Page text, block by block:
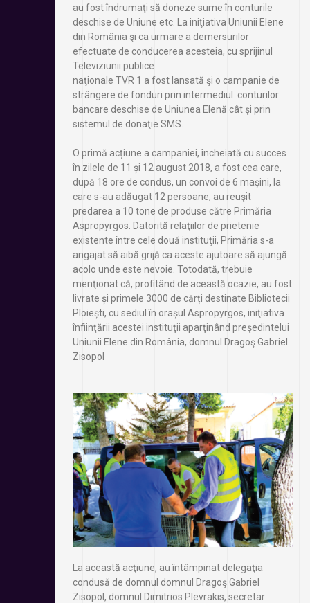
au fost îndrumaţi să doneze sume în conturile
deschise de Uniune etc. La iniţiativa Uniunii Elene
din România şi ca urmare a demersurilor
efectuate de conducerea acesteia, cu sprijinul
Televiziunii publice
naţionale TVR 1 a fost lansată şi o campanie de
strângere de fonduri prin intermediul conturilor
bancare deschise de Uniunea Elenă cât şi prin
sistemul de donaţie SMS.
O primă acțiune a campaniei, încheiată cu succes
în zilele de 11 și 12 august 2018, a fost cea care,
după 18 ore de condus, un convoi de 6 mașini, la
care s-au adăugat 12 persoane, au reuşit
predarea a 10 tone de produse către Primăria
Aspropyrgos. Datorită relaţiilor de prietenie
existente între cele două instituţii, Primăria s-a
angajat să aibă grijă ca aceste ajutoare să ajungă
acolo unde este nevoie. Totodată, trebuie
menţionat că, profitând de această ocazie, au fost
livrate și primele 3000 de cărți destinate Bibliotecii
Ploiești, cu sediul în orașul Aspropyrgos, iniţiativa
înfiinţării acestei instituţii aparţinând preşedintelui
Uniunii Elene din România, domnul Dragoş Gabriel
Zisopol
La această acţiune, au întâmpinat delegaţia
condusă de domnul domnul Dragoş Gabriel
Zisopol, domnul Dimitrios Plevrakis, secretar